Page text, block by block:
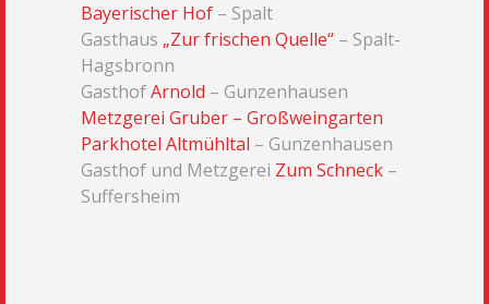
Bayerischer Hof – Spalt
Gasthaus „Zur frischen Quelle“ – Spalt-
Hagsbronn
GasthofArnold – Gunzenhausen
Metzgerei Gruber – Großweingarten
Parkhotel Altmühltal – Gunzenhausen
Gasthof und Metzgerei Zum Schneck –
Suffersheim